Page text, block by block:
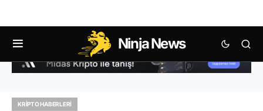
Ninja News
KRIPTO HABERLERI